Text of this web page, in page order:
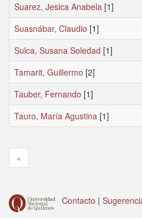
Suarez, Jesica Anabela [1]
Suasnábar, Claudio [1]
Sulca, Susana Soledad [1]
Tamarit, Guillermo [2]
Tauber, Fernando [1]
Tauro, María Agustina [1]
«
Contacto |